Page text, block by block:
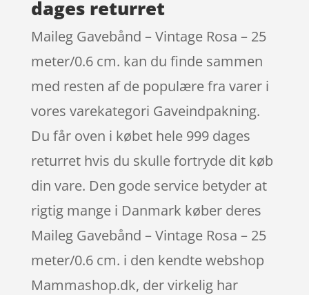
dages returret
Maileg Gavebånd – Vintage Rosa – 25
meter/0.6 cm. kan du finde sammen
med resten af de populære fra varer i
vores varekategori Gaveindpakning.
Du får oven i købet hele 999 dages
returret hvis du skulle fortryde dit køb
din vare. Den gode service betyder at
rigtig mange i Danmark køber deres
Maileg Gavebånd – Vintage Rosa – 25
meter/0.6 cm. i den kendte webshop
Mammashop.dk, der virkelig har